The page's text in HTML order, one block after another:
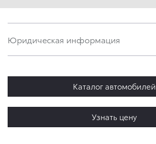
Юридическая информация
Каталог автомобилей
Узнать цену